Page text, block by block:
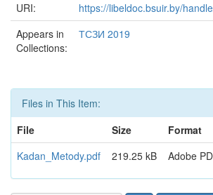
URI:
https://libeldoc.bsuir.by/
Appears in
Collections:
ТСЗИ 2019
Files in This Item:
File
Size
Format
Kadan_Metody.pdf
219.25 kB Adobe